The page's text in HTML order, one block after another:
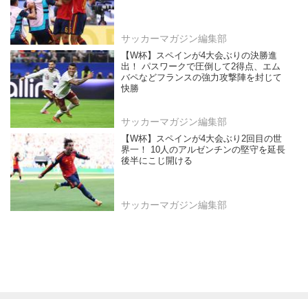
サッカーマガジン編集部
【W杯】スペインが4大会ぶりの決勝進
出！ パスワークで圧倒して2得点、エム
バペなどフランスの強力攻撃陣を封じて
快勝
サッカーマガジン編集部
【W杯】スペインが4大会ぶり2回目の世
界一！ 10人のアルゼンチンの堅守を延長
後半にこじ開ける
サッカーマガジン編集部